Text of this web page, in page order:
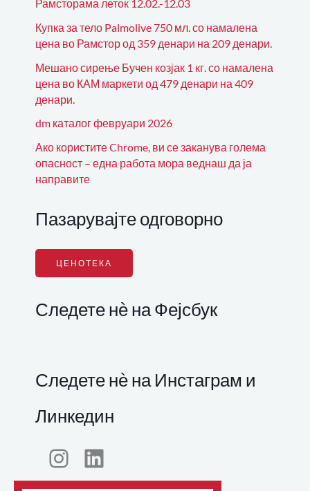
Рамсторама леток 12.02.-12.03
Купка за тело Palmolive 750 мл. со намалена
цена во Рамстор од 359 денари на 209 денари.
Мешано сирење Бучен козјак 1 кг. со намалена
цена во КАМ маркети од 479 денари на 409
денари.
dm каталог февруари 2026
Ако користите Chrome, ви се заканува голема
опасност – една работа мора веднаш да ја
направите
Пазарувајте одговорно
ЦЕНОТЕКА
Следете нѐ на Фејсбук
Следете нѐ на Инстаграм и
Линкедин